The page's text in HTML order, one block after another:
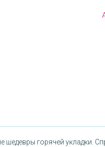
горячей укладки.